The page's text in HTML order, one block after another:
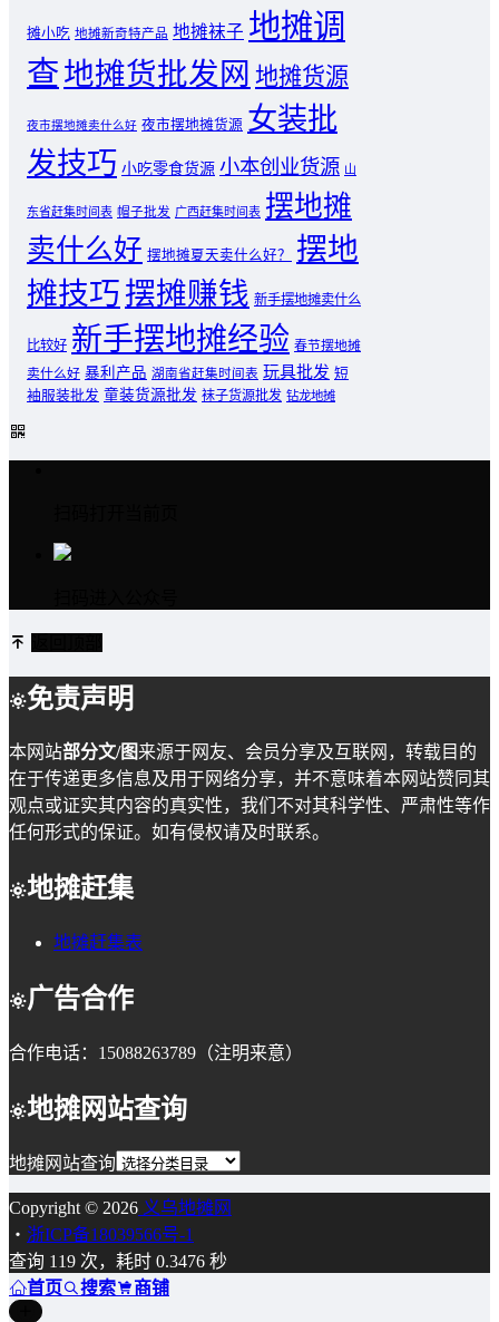
摊小吃 地摊新奇特产品 地摊袜子 地摊调
查地摊货批发网 地摊货源
夜市摆地摊卖什么好 夜市摆地摊货源 女装批
发技巧 小吃零食货源 小本创业货源 山
东省赶集时间表 帽子批发 广西赶集时间表 摆地摊
卖什么好 摆地摊夏天卖什么好？
摆地
摊技巧摆摊赚钱 新手摆地摊卖什么
比较好 新手摆地摊经验 春节摆地摊
卖什么好 暴利产品 湖南省赶集时间表 玩具批发 短
袖服装批发 童装货源批发 袜子货源批发 钻龙地摊
免责声明
本网站部分文/图来源于网友、会员分享及互联网，转载目的
在于传递更多信息及用于网络分享，并不意味着本网站赞同其
观点或证实其内容的真实性，我们不对其科学性、严肃性等作
任何形式的保证。如有侵权请及时联系。
地摊赶集
地摊赶集表
广告合作
合作电话：15088263789（注明来意）
地摊网站查询
地摊网站查询
Copyright © 2026 义乌地摊网
・ 浙ICP备18039566号-1
查询 119 次，耗时 0.3476 秒
首页
搜索 商铺